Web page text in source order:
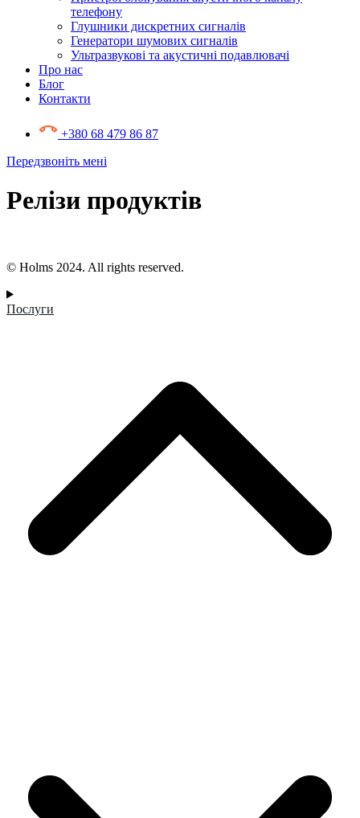
телефону
Глушники дискретних сигналів
Генератори шумових сигналів
Ультразвукові та акустичні подавлювачі
Про нас
Блог
Контакти
+380 68 479 86 87
Передзвоніть мені
Релізи продуктів
© Holms 2024. All rights reserved.
Послуги